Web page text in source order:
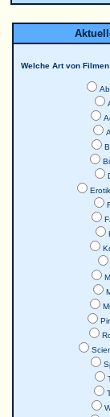
Welche Art von